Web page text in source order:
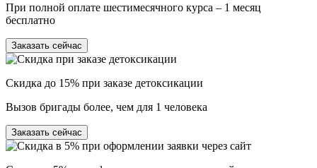
При полной оплате шестимесячного курса – 1 месяц
бесплатно
Заказать сейчас
Скидка до 15% при заказе детоксикации
Вызов бригады более, чем для 1 человека
Заказать сейчас